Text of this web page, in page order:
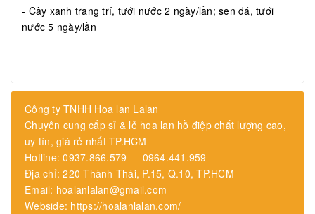
- Cây xanh trang trí, tưới nước 2 ngày/lần; sen đá, tưới
nước 5 ngày/lần
Công ty TNHH Hoa lan Lalan
Chuyên cung cấp sỉ & lẻ hoa lan hồ điệp chất lượng cao,
uy tín, giá rẻ nhất TP.HCM
Hotline: 0937.866.579 - 0964.441.959
Địa chỉ: 220 Thành Thái, P.15, Q.10, TP.HCM
Email: hoalanlalan@gmail.com
Webside: https://hoalanlalan.com/